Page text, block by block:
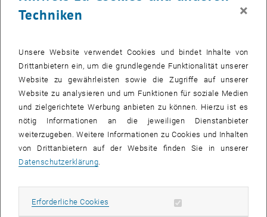
unterstützt seither aktiv die Forschungs- und Lehrtätigkeit des
Preis:Im Jahr 2022 wird wieder derIndustrial Management– Preis
Wissenschaftliche Arbeiten 2022 für herausragende Leistungen auf
dem Gebiet der Betriebswissenschaften(Industrial Management)
ausgeschrieben, die im Rahmen einer Diplom- oder Masterarbeit
erbracht wurden.
Einladung: Wenn Sie im Studienjahr 2021/22 eine Diplomarbeit aus
dem Bereich Betriebswissenschaften (Industrial Management)an
der TU-Wien mit der Note „sehr gut“ abgeschlossen haben, laden
wir Sie herzlich ein, die Arbeit gemeinsam mit einem
einzureichen.
Techniken
×
Unsere Website verwendet Cookies und bindet Inhalte von
Drittanbietern ein, um die grundlegende Funktionalität unserer
Website zu gewährleisten sowie die Zugriffe auf unserer
Website zu analysieren und um Funktionen für soziale Medien
und zielgerichtete Werbung anbieten zu können. Hierzu ist es
nötig Informationen an die jeweiligen Dienstanbieter
weiterzugeben. Weitere Informationen zu Cookies und Inhalten
von Drittanbietern auf der Website finden Sie in unserer
Datenschutzerklärung.
Erforderliche Cookies Erforderliche Cookies zulassen